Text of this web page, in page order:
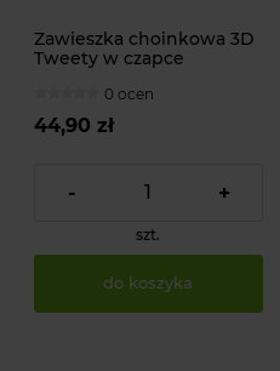
Zawieszka choinkowa 3D
Tweety w czapce
0 ocen
44,90 zł
- +
szt.
do koszyka